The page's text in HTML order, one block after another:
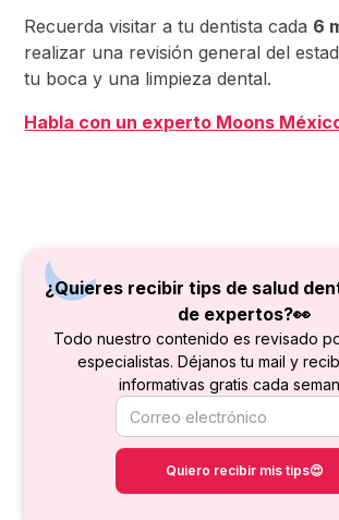
Recuerda visitar a tu dentista cada 6
realizar una revisión general del
tu boca y una limpieza dental.
Habla con un experto Moons
¿Quieres recibir tips de salud
de expertos?👀
Todo nuestro contenido es revisado
especialistas. Déjanos tu mail y
informativas gratis cada semana